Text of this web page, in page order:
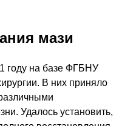
мази
году на базе ФГБНУ
В них приняло
Удалось установить,